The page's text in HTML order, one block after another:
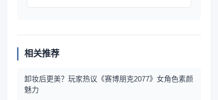
相关推荐
卸妆后更美？玩家热议《赛博朋克2077》女角色素颜
魅力